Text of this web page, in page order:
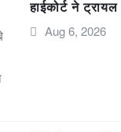
हाईकोर्ट ने
Aug 6, 2026